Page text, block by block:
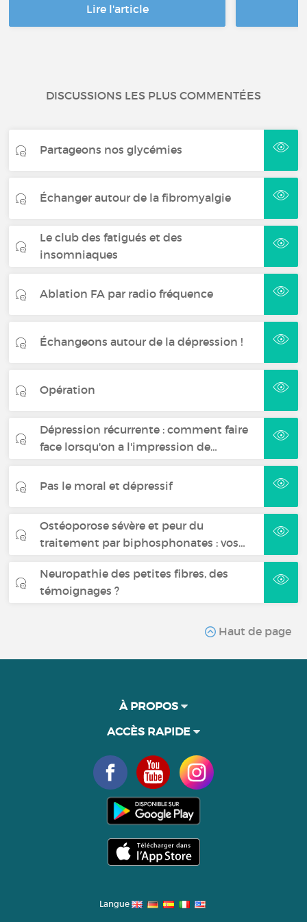
Lire l'article
DISCUSSIONS LES PLUS COMMENTÉES
Partageons nos glycémies
Échanger autour de la fibromyalgie
Le club des fatigués et des
insomniaques
Ablation FA par radio fréquence
Échangeons autour de la dépression !
Opération
Dépression récurrente : comment faire
face lorsqu'on a l'impression de…
Pas le moral et dépressif
Ostéoporose sévère et peur du
traitement par biphosphonates : vos…
Neuropathie des petites fibres, des
témoignages ?
Haut de page
À PROPOS
ACCÈS RAPIDE
Langue